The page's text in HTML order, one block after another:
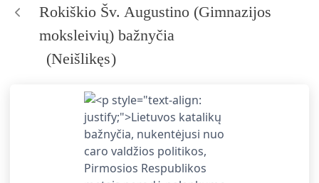
Rokiškio Šv. Augustino (Gimnazijos
moksleivių) bažnyčia
(Neišlikęs)